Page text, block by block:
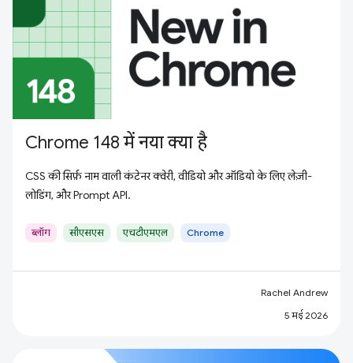
Chrome 148 में नया क्या है
CSS की सिर्फ़ नाम वाली कंटेनर क्वेरी, वीडियो और ऑडियो के लिए लेज़ी-
लोडिंग, और Prompt API.
ब्लॉग सीएसएस एचटीएमएल Chrome
Rachel Andrew
5 मई 2026